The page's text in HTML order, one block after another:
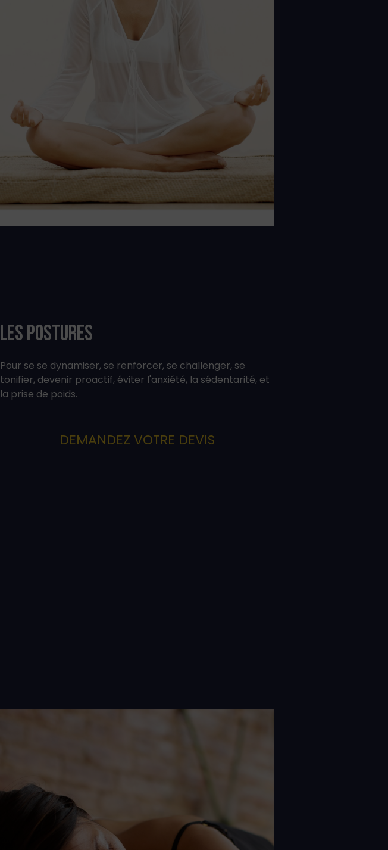
Les postures
Pour se se dynamiser, se renforcer, se challenger, se
tonifier, devenir proactif, éviter l'anxiété, la sédentarité, et
la prise de poids.
DEMANDEZ VOTRE DEVIS